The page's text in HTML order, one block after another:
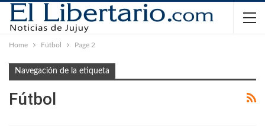
Home Fútbol Page 2
Navegación de la etiqueta
Fútbol